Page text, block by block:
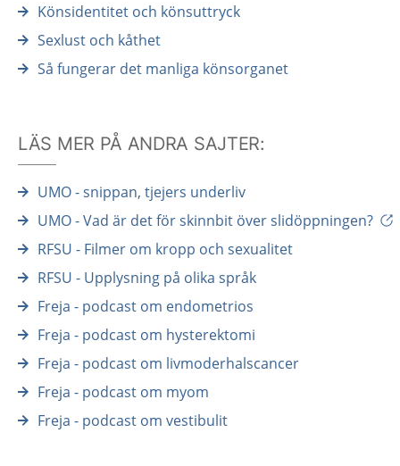
Könsidentitet och könsuttryck
Sexlust och kåthet
Så fungerar det manliga könsorganet
LÄS MER PÅ ANDRA SAJTER:
UMO - snippan, tjejers underliv
UMO - Vad är det för skinnbit över slidöppningen?
RFSU - Filmer om kropp och sexualitet
RFSU - Upplysning på olika språk
Freja - podcast om endometrios
Freja - podcast om hysterektomi
Freja - podcast om livmoderhalscancer
Freja - podcast om myom
Freja - podcast om vestibulit